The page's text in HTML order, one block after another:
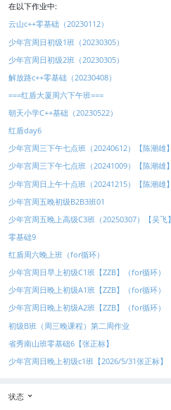
在以下作业中:
云山c++零基础（20230112）
少年宫周日初级1班（20230305）
少年宫周日初级2班（20230305）
解放路c++零基础（20230408）
===红盾大厦周六下午班===
朝天小学C++基础（20230522）
红盾day6
少年宫周三下午七点班（20240612）【陈潮雄】
少年宫周三下午七点班（20241009）【陈潮雄】
少年宫周日上午十点班（20241215）【陈潮雄】
少年宫周五晚初级B2B3班01
少年宫周五晚上高级C3班（20250307）【吴飞】
零基础9
红盾周六晚上班（for循环）
少年宫周日早上初级C1班【ZZB】（for循环）
少年宫周日晚上初级A1班【ZZB】（for循环）
少年宫周日晚上初级A2班【ZZB】（for循环）
初级B班（周三晚课程）第二周作业
省秀南山班零基础6【张正标】
少年宫周日晚上初级c1班【2026/5/31张正标】
状态